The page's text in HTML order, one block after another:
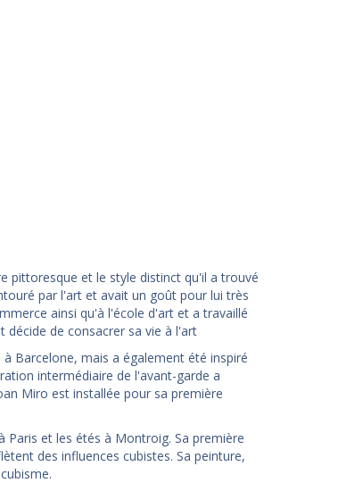
pittoresque et le style distinct qu'il a trouvé
par l'art et avait un goût pour lui très
ainsi qu'à l'école d'art et a travaillé
de consacrer sa vie à l'art
Barcelone, mais a également été inspiré
intermédiaire de l'avant-garde a
Miro est installée pour sa première
Paris et les étés à Montroig. Sa première
des influences cubistes. Sa peinture,